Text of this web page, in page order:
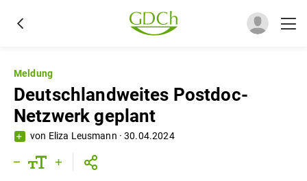
Meldung
Deutschlandweites Postdoc-
Netzwerk geplant
von Eliza Leusmann ·30.04.2024